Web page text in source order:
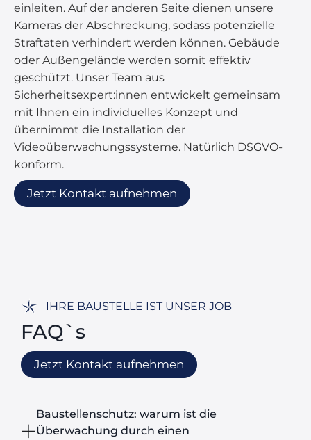
einleiten. Auf der anderen Seite dienen unsere
Kameras der Abschreckung, sodass potenzielle
Straftaten verhindert werden können. Gebäude
oder Außengelände werden somit effektiv
geschützt. Unser Team aus
Sicherheitsexpert:innen entwickelt gemeinsam
mit Ihnen ein individuelles Konzept und
übernimmt die Installation der
Videoüberwachungssysteme. Natürlich DSGVO-
konform.
Jetzt Kontakt aufnehmen
IHRE BAUSTELLE IST UNSER JOB
FAQ`s
Jetzt Kontakt aufnehmen
Baustellenschutz: warum ist die
Überwachung durch einen